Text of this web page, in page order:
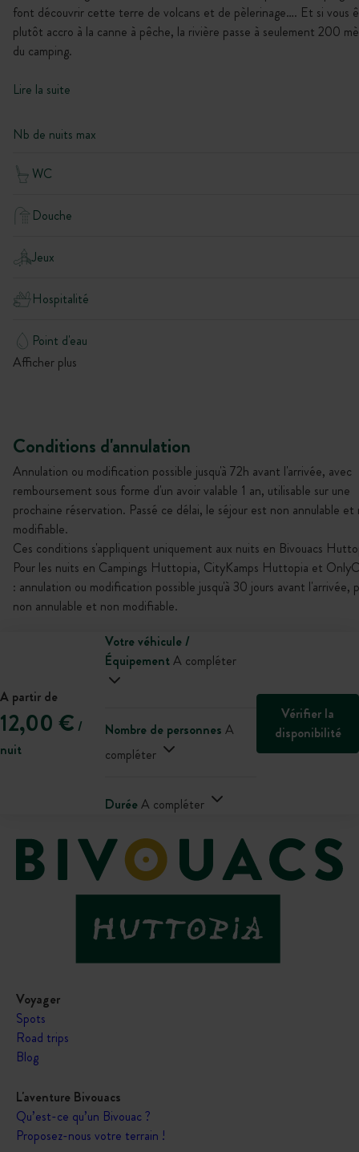
font découvrir cette terre de volcans et de pèlerinage…. Et si vous
plutôt accro à la canne à pêche, la rivière passe à seulement 200
du camping.
Lire la suite
Nb de nuits max
WC
Douche
Jeux
Hospitalité
Point d'eau
Afficher plus
Conditions d'annulation
Annulation ou modification possible jusqu'à 72h avant l'arrivée, avec
remboursement sous forme d'un avoir valable 1 an, utilisable sur une
prochaine réservation. Passé ce délai, le séjour est non annulable et
modifiable.
Ces conditions s'appliquent uniquement aux nuits en Bivouacs
Pour les nuits en Campings Huttopia, CityKamps Huttopia et
: annulation ou modification possible jusqu'à 30 jours avant l'arrivée,
non annulable et non modifiable.
A partir de
12,00 € /
nuit
Votre véhicule /
ÉquipementA compléter
Nombre de personnes A
compléter
DuréeA compléter
Vérifier la
disponibilité
Voyager
Spots
Road trips
Blog
L'aventure Bivouacs
Qu’est-ce qu’un Bivouac ?
Proposez-nous votre terrain !